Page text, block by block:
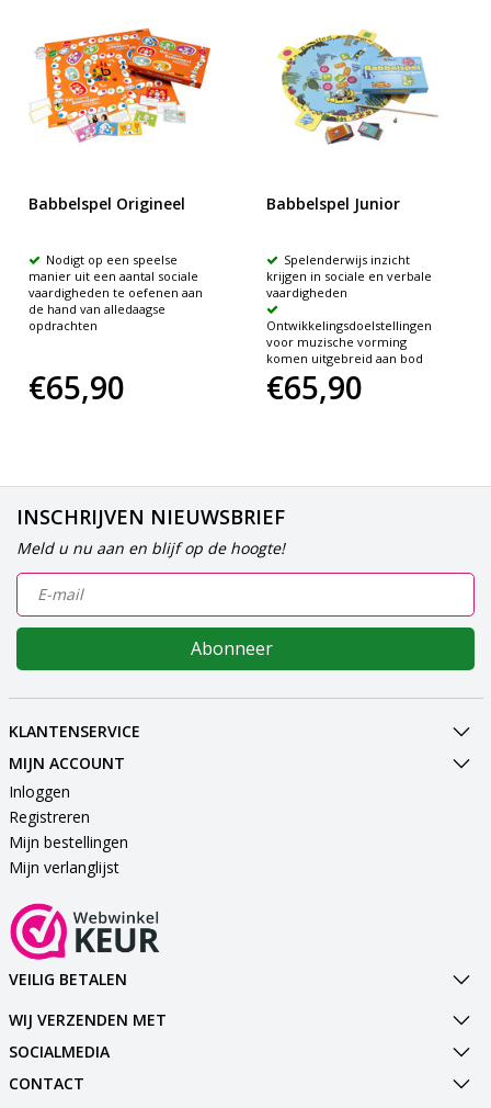
Babbelspel Origineel
Nodigt op een speelse
manier uit een aantal sociale
vaardigheden te oefenen aan
de hand van alledaagse
opdrachten
€65,90
Babbelspel Junior
Spelenderwijs inzicht
krijgen in sociale en verbale
vaardigheden
Ontwikkelingsdoelstellingen
voor muzische vorming
komen uitgebreid aan bod
€65,90
INSCHRIJVEN NIEUWSBRIEF
Meld u nu aan en blijf op de hoogte!
Abonneer
KLANTENSERVICE
MIJN ACCOUNT
Inloggen
Registreren
Mijn bestellingen
Mijn verlanglijst
VEILIG BETALEN
WIJ VERZENDEN MET
SOCIALMEDIA
CONTACT